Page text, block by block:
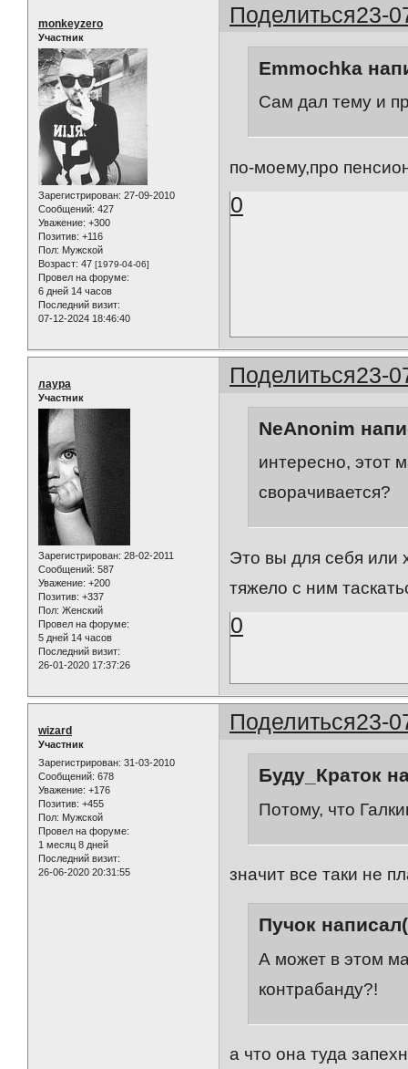
Поделиться23-
monkeyzero
Участник
Зарегистрирован: 27-09-2010
Сообщений: 427
Уважение: +300
Позитив: +116
Пол: Мужской
Возраст: 47 [1979-04-06]
Провел на форуме:
6 дней 14 часов
Последний визит:
07-12-2024 18:46:40
Emmochka
Сам дал тему и
по-моему,про
0
Поделиться23-
лаура
Участник
Зарегистрирован: 28-02-2011
Сообщений: 587
Уважение: +200
Позитив: +337
Пол: Женский
Провел на форуме:
5 дней 14 часов
Последний визит:
26-01-2020 17:37:26
NeAnonim
интересно, этот
сворачивается?
Это вы для себя или
тяжело с ним
0
Поделиться23-
wizard
Участник
Зарегистрирован: 31-03-2010
Сообщений: 678
Уважение: +176
Позитив: +455
Пол: Мужской
Провел на форуме:
1 месяц 8 дней
Последний визит:
26-06-2020 20:31:55
Буду_Краток
Потому, что
значит все таки не
Пучок
А может в этом
контрабанду?!
а что она туда